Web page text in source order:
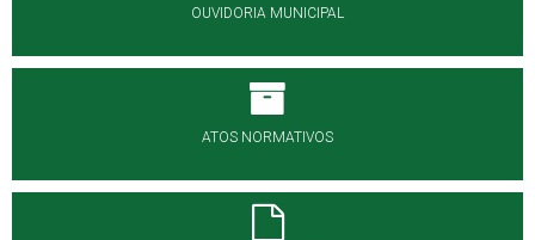
OUVIDORIA MUNICIPAL
ATOS NORMATIVOS